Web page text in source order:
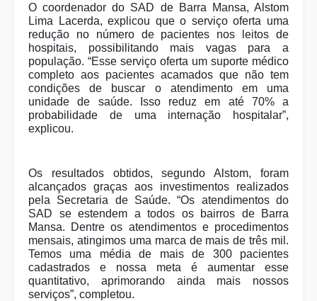
O coordenador do SAD de Barra Mansa, Alstom
Lima Lacerda, explicou que o serviço oferta uma
redução no número de pacientes nos leitos de
hospitais, possibilitando mais vagas para a
população. “Esse serviço oferta um suporte médico
completo aos pacientes acamados que não tem
condições de buscar o atendimento em uma
unidade de saúde. Isso reduz em até 70% a
probabilidade de uma internação hospitalar”,
explicou.
Os resultados obtidos, segundo Alstom, foram
alcançados graças aos investimentos realizados
pela Secretaria de Saúde. “Os atendimentos do
SAD se estendem a todos os bairros de Barra
Mansa. Dentre os atendimentos e procedimentos
mensais, atingimos uma marca de mais de três mil.
Temos uma média de mais de 300 pacientes
cadastrados e nossa meta é aumentar esse
quantitativo, aprimorando ainda mais nossos
serviços”, completou.